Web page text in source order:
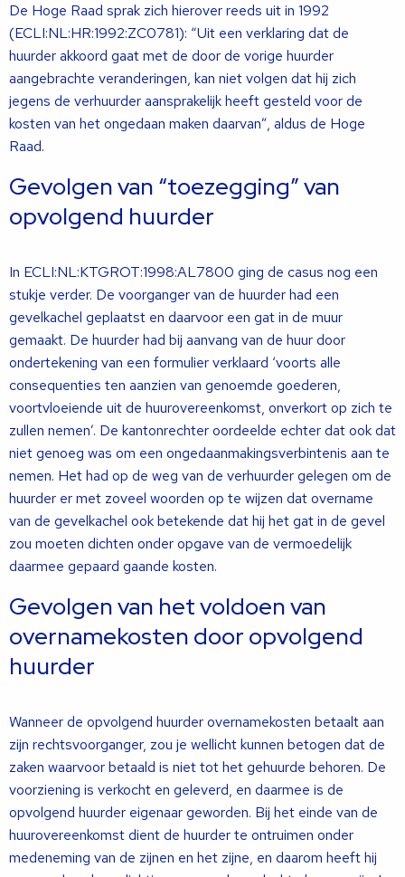
De Hoge Raad sprak zich hierover reeds uit in 1992
(ECLI:NL:HR:1992:ZC0781): “Uit een verklaring dat de
huurder akkoord gaat met de door de vorige huurder
aangebrachte veranderingen, kan niet volgen dat hij zich
jegens de verhuurder aansprakelijk heeft gesteld voor de
kosten van het ongedaan maken daarvan”, aldus de Hoge
Raad.
Gevolgen van “toezegging” van
opvolgend huurder
In ECLI:NL:KTGROT:1998:AL7800 ging de casus nog een
stukje verder. De voorganger van de huurder had een
gevelkachel geplaatst en daarvoor een gat in de muur
gemaakt. De huurder had bij aanvang van de huur door
ondertekening van een formulier verklaard ‘voorts alle
consequenties ten aanzien van genoemde goederen,
voortvloeiende uit de huurovereenkomst, onverkort op zich te
zullen nemen’. De kantonrechter oordeelde echter dat ook dat
niet genoeg was om een ongedaanmakingsverbintenis aan te
nemen. Het had op de weg van de verhuurder gelegen om de
huurder er met zoveel woorden op te wijzen dat overname
van de gevelkachel ook betekende dat hij het gat in de gevel
zou moeten dichten onder opgave van de vermoedelijk
daarmee gepaard gaande kosten.
Gevolgen van het voldoen van
overnamekosten door opvolgend
huurder
Wanneer de opvolgend huurder overnamekosten betaalt aan
zijn rechtsvoorganger, zou je wellicht kunnen betogen dat de
zaken waarvoor betaald is niet tot het gehuurde behoren. De
voorziening is verkocht en geleverd, en daarmee is de
opvolgend huurder eigenaar geworden. Bij het einde van de
huurovereenkomst dient de huurder te ontruimen onder
medeneming van de zijnen en het zijne, en daarom heeft hij